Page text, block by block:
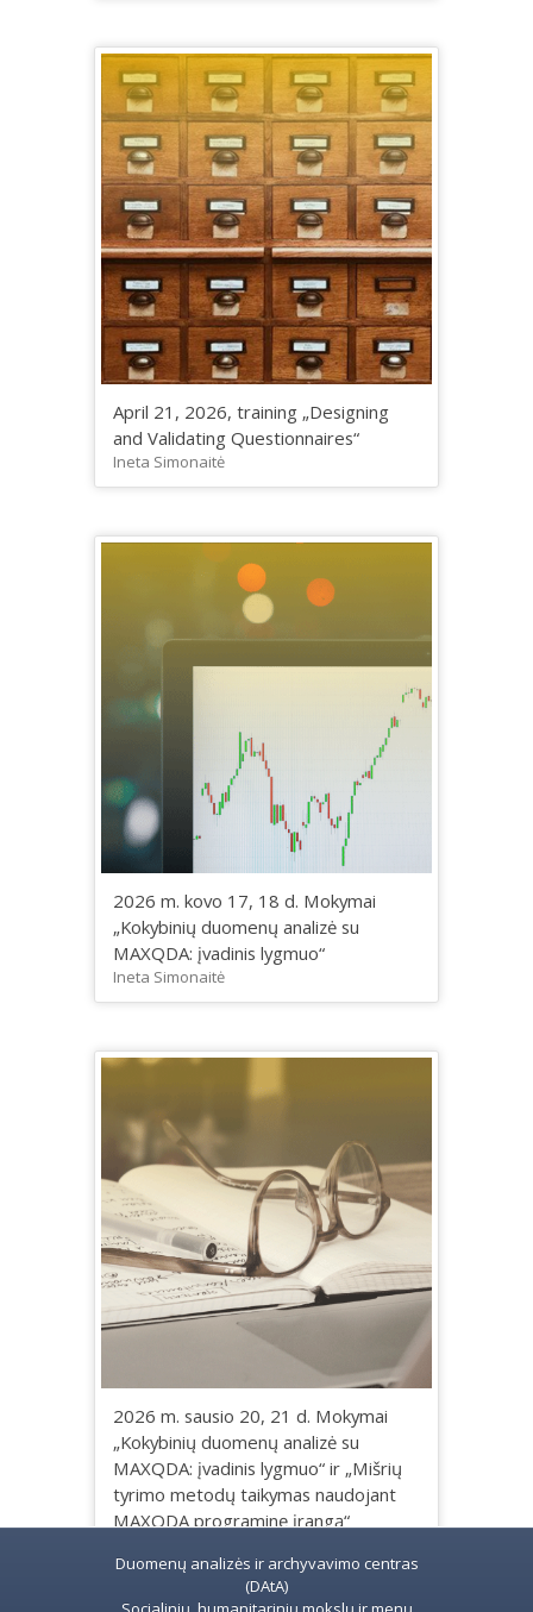
April 21, 2026, training „Designing
and Validating Questionnaires“
Ineta Simonaitė
2026 m. kovo 17, 18 d. Mokymai
„Kokybinių duomenų analizė su
MAXQDA: įvadinis lygmuo“
Ineta Simonaitė
2026 m. sausio 20, 21 d. Mokymai
„Kokybinių duomenų analizė su
MAXQDA: įvadinis lygmuo“ ir „Mišrių
tyrimo metodų taikymas naudojant
MAXQDA programinę įrangą“
Duomenų analizės ir archyvavimo centras
(DAtA)